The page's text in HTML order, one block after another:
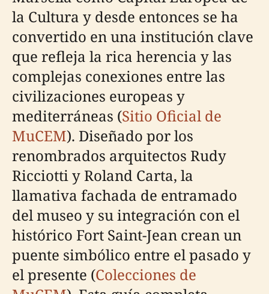
la Cultura y desde entonces se ha
convertido en una institución clave
que refleja la rica herencia y las
complejas conexiones entre las
civilizaciones europeas y
mediterráneas (Sitio Oficial de
MuCEM). Diseñado por los
renombrados arquitectos Rudy
Ricciotti y Roland Carta, la
llamativa fachada de entramado
del museo y su integración con el
histórico Fort Saint-Jean crean un
puente simbólico entre el pasado y
el presente (Colecciones de